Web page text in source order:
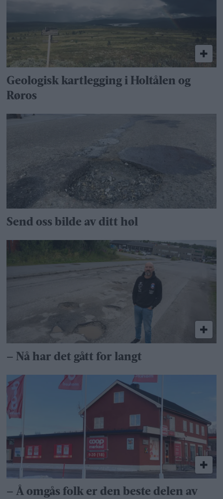
Geologisk kartlegging i Holtålen og
Røros
Send oss bilde av ditt høl
– Nå har det gått for langt
– Å omgås folk er den beste delen av